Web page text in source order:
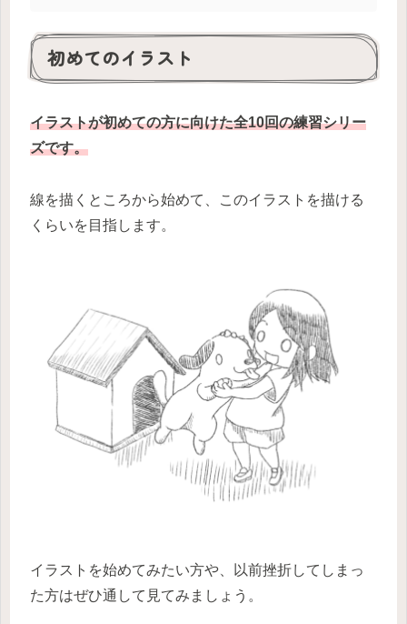
初めてのイラスト
イラストが初めての方に向けた全10回の練習シリー
ズです。
線を描くところから始めて、このイラストを描ける
くらいを目指します。
イラストを始めてみたい方や、以前挫折してしまっ
た方はぜひ通して見てみましょう。